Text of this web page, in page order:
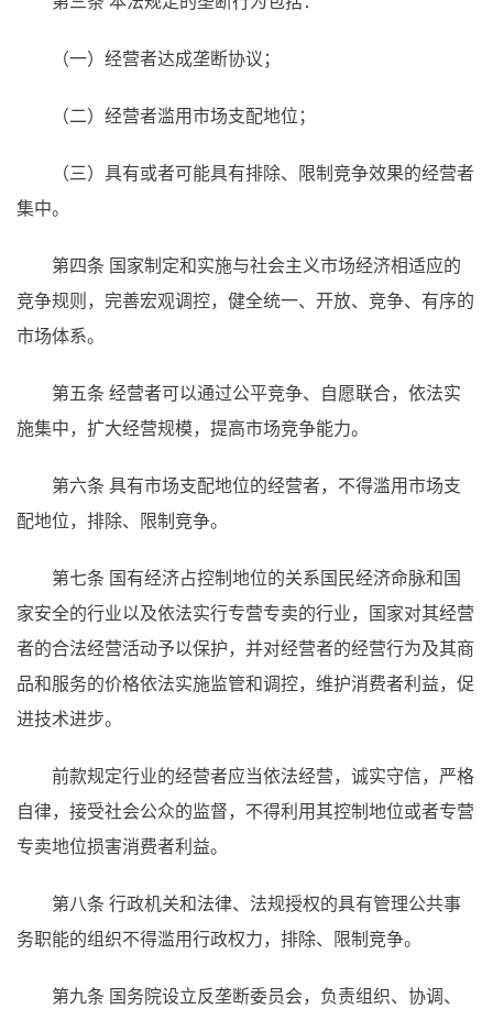
（一）经营者达成垄断协议；
（二）经营者滥用市场支配地位；
（三）具有或者可能具有排除、限制竞争效果的经营者
集中。
第四条 国家制定和实施与社会主义市场经济相适应的
竞争规则，完善宏观调控，健全统一、开放、竞争、有序的
市场体系。
第五条 经营者可以通过公平竞争、自愿联合，依法实
施集中，扩大经营规模，提高市场竞争能力。
第六条 具有市场支配地位的经营者，不得滥用市场支
配地位，排除、限制竞争。
第七条 国有经济占控制地位的关系国民经济命脉和国
家安全的行业以及依法实行专营专卖的行业，国家对其经营
者的合法经营活动予以保护，并对经营者的经营行为及其商
品和服务的价格依法实施监管和调控，维护消费者利益，促
进技术进步。
前款规定行业的经营者应当依法经营，诚实守信，严格
自律，接受社会公众的监督，不得利用其控制地位或者专营
专卖地位损害消费者利益。
第八条 行政机关和法律、法规授权的具有管理公共事
务职能的组织不得滥用行政权力，排除、限制竞争。
第九条 国务院设立反垄断委员会，负责组织、协调、